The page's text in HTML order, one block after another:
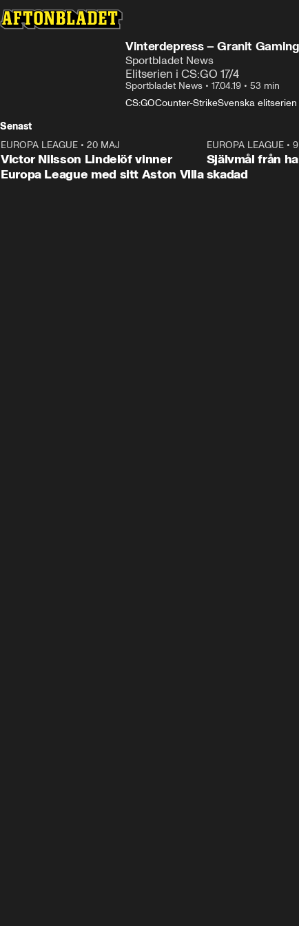
Vinterdepress – Granit Gaming
Sportbladet News
Elitserien i CS:GO 17/4
Sportbladet News • 17.04.19 • 53 min
CS:GOCounter-StrikeSvenska elitserien
Senast
EUROPA LEAGUE • 20 MAJ
Victor Nilsson Lindelöf vinner
Europa League med sitt Aston Villa
EUROPA LEAGUE•
Självmål från
skadad